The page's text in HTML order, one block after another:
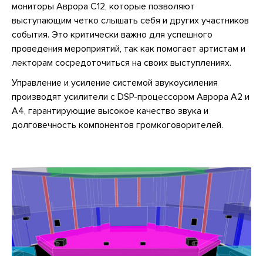
мониторы Аврора С12, которые позволяют
выступающим четко слышать себя и других участников
события. Это критически важно для успешного
проведения мероприятий, так как помогает артистам и
лекторам сосредоточиться на своих выступлениях.
Управление и усиление системой звукоусиления
производят усилители с DSP-процессором Аврора А2 и
А4, гарантирующие высокое качество звука и
долговечность компонентов громкоговорителей.